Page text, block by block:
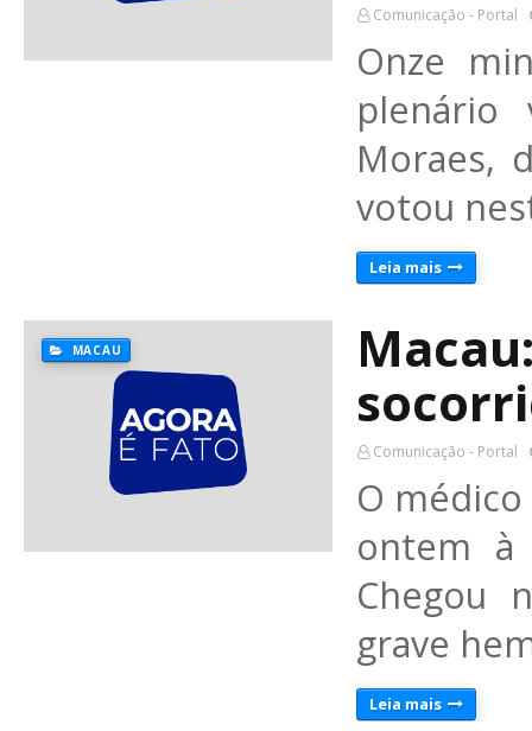
Comunicação - Portal
Onze
plenário
Moraes,
votou
Leia mais
MACAU
Comunicação - Portal
O
ontem à
Chegou
grave
Leia mais